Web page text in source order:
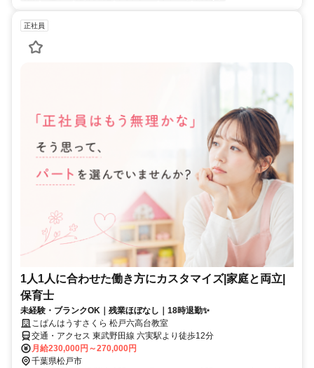
正社員
1人1人に合わせた働き方にカスタマイズ|家庭と両立|
保育士
未経験・ブランクOK｜残業ほぼなし｜18時退勤✨
こぱんはうすさくら 松戸六高台教室
交通・アクセス 東武野田線 六実駅より徒歩12分
月給230,000円～270,000円
千葉県松戸市